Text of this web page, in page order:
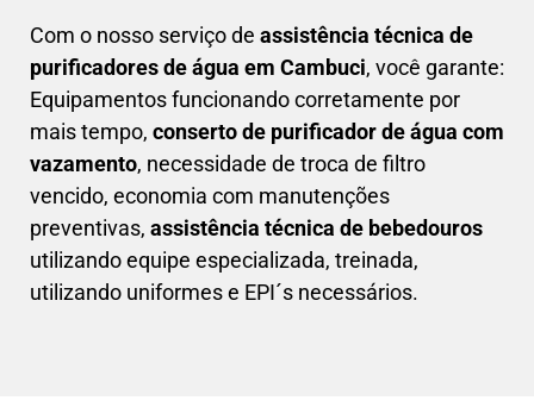
Com o nosso serviço de assistência técnica de
purificadores de água em Cambuci, você garante:
Equipamentos funcionando corretamente por
mais tempo, conserto de purificador de água com
vazamento, necessidade de troca de filtro
vencido, economia com manutenções
preventivas, assistência técnica de bebedouros
utilizando equipe especializada, treinada,
utilizando uniformes e EPI´s necessários.